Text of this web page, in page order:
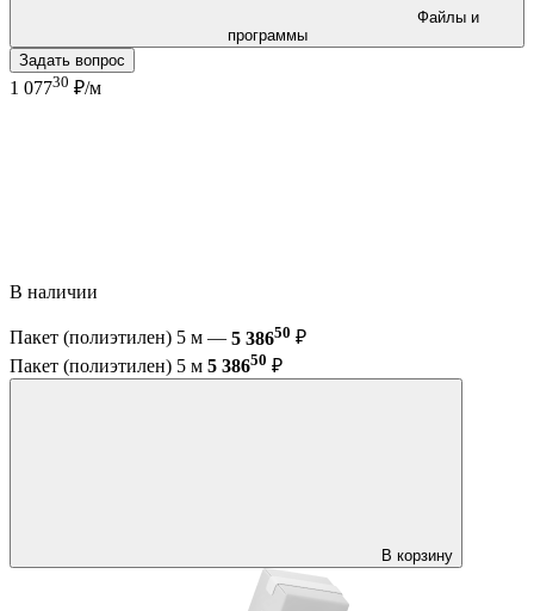
программы
Задать вопрос
1 07730 ₽/м
В наличии
Пакет (полиэтилен) 5 м — 5 38650 ₽
Пакет (полиэтилен) 5 м 5 38650 ₽
В корзину